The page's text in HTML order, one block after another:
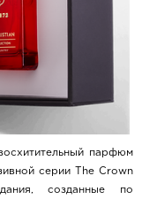
парфюм
серии The Crown
созданные по